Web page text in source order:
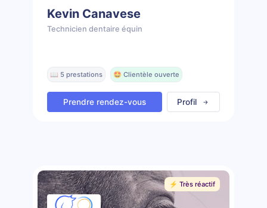
Kevin Canavese
Technicien dentaire équin
📖 5 prestations 🤩 Clientèle ouverte
Prendre rendez-vous Profil
⚡️ Très réactif